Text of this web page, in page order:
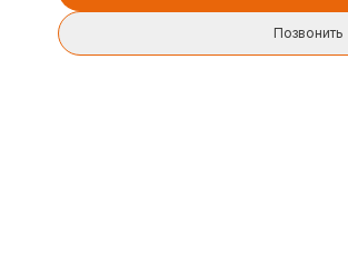
Позвонить